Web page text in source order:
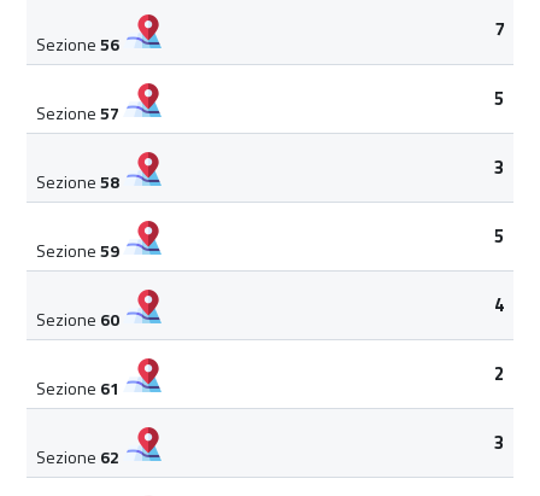
Sezione56
7
Sezione57
5
Sezione58
3
Sezione59
5
Sezione 60
4
Sezione 61
2
Sezione 62
3